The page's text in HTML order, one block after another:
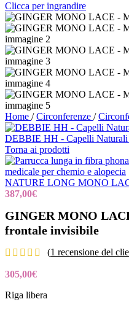
Clicca per ingrandire
Home / Circonferenze /
DEBBIE HH - Capelli Naturali
Torna ai prodotti
NATURE LONG MONO
387,00€
GINGER MONO
frontale invisibile
(1 recensione del
305,00€
Riga libera